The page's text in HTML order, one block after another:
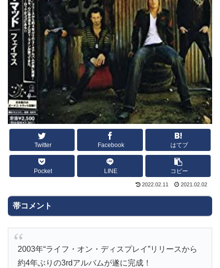
Twitter Facebook はてブ
Pocket LINE コピー
2022.02.11 2021.02.02
帯コメント
2003年“ライフ・オン・ディスプレイ”リリースから
約4年ぶりの3rdアルバムが遂に完成！